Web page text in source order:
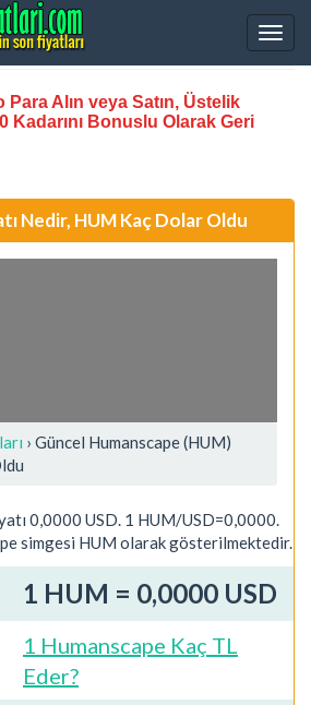
Alın veya Satın, Üstelik
Kadarını Bonuslu Olarak Geri
Nedir, HUM Kaç Dolar Oldu
› Güncel Humanscape (HUM)
0,0000 USD. 1 HUM/USD=0,0000.
simgesi HUM olarak gösterilmektedir.
1 HUM = 0,0000 USD
1 Humanscape Kaç TL
Eder?